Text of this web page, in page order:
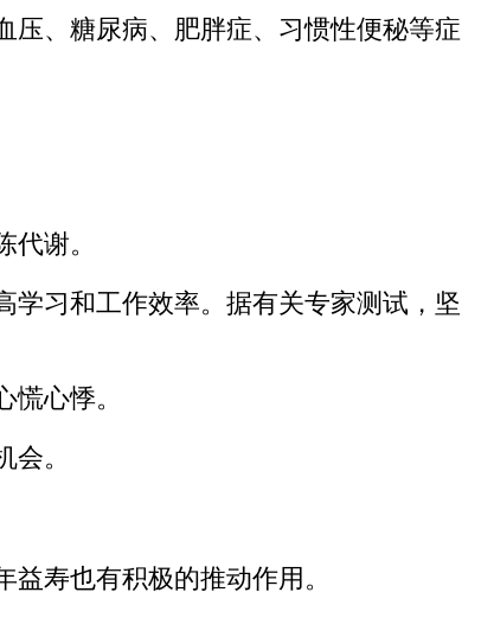
压、糖尿病、肥胖症、习惯性便秘等症
谢。
学习和工作效率。据有关专家测试，坚
心悸。
。
寿也有积极的推动作用。